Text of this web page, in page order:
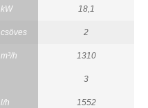
kW 18,1
csöves 2
m³/h 1310
3
l/h 1552